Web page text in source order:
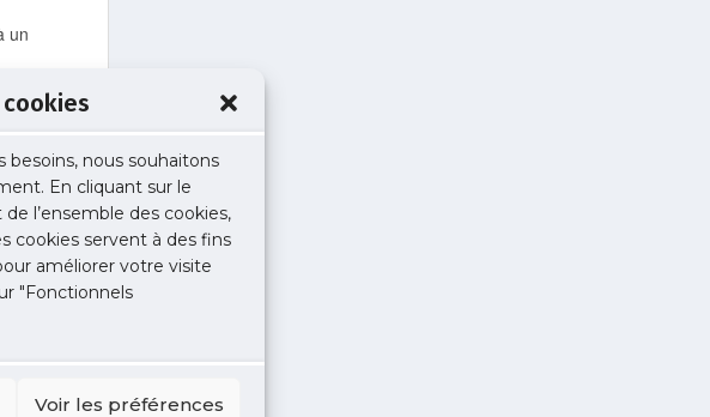
besoins, nous souhaitons
En cliquant sur le
l’ensemble des cookies,
cookies servent à des fins
améliorer votre visite
"Fonctionnels
Voir les préférences
un
les
légale